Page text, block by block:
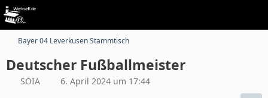
Bayer 04 Leverkusen Stammtisch
Deutscher Fußballmeister
SOIA 6. April 2024 um 17:44